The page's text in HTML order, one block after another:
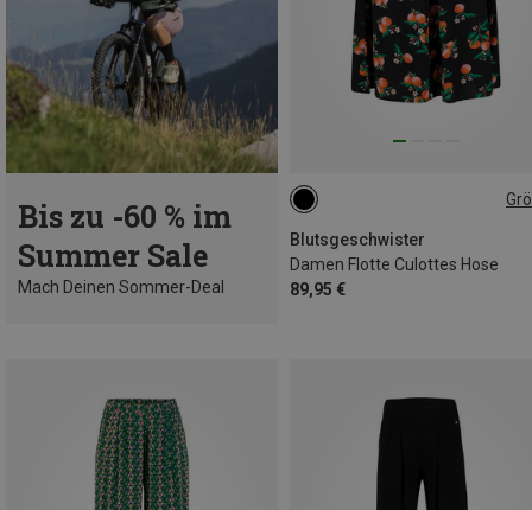
Bis zu -60 % im
Summer Sale
Mach Deinen Sommer-Deal
Blutsgeschwister
Damen Flotte Culottes Hose
89,95 €
S